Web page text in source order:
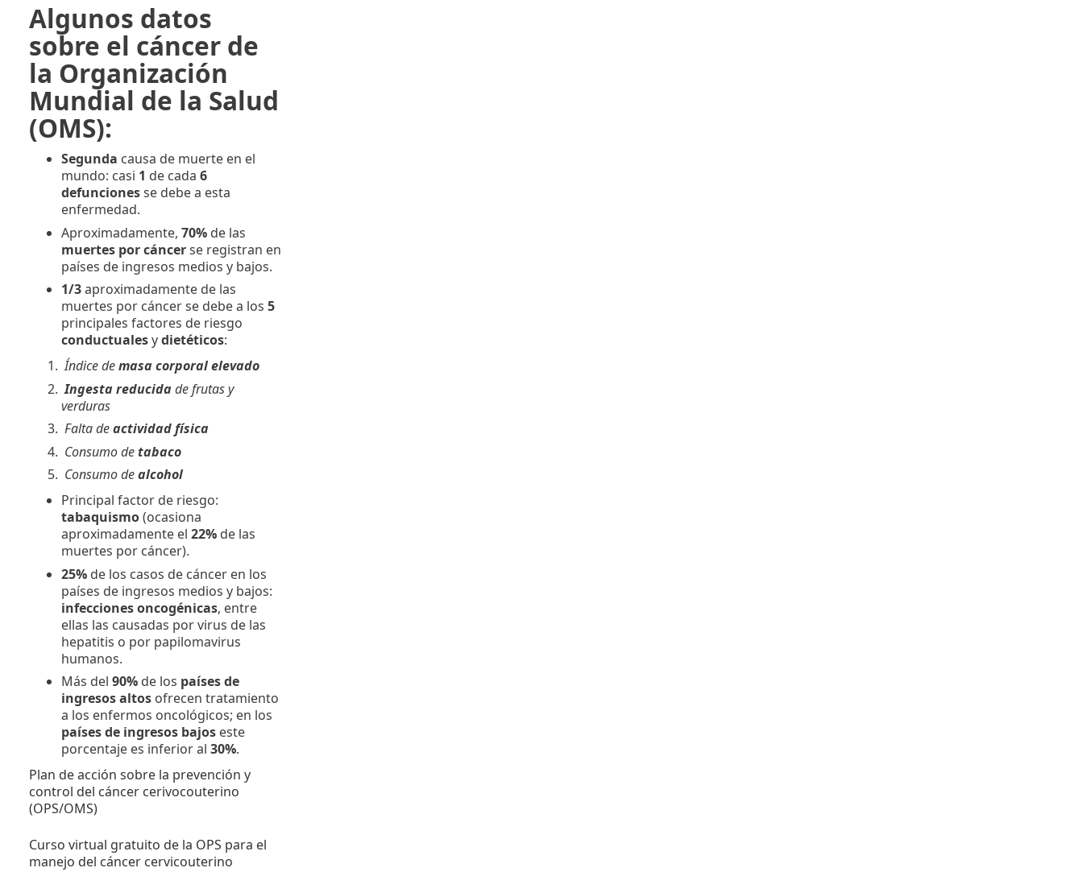
Algunos datos
sobre el cáncer de
la Organización
Mundial de la Salud
(OMS):
Segunda causa de muerte en el
mundo: casi 1 de cada 6
defuncionesse debe a esta
enfermedad.
Aproximadamente, 70% de las
muertes por cáncerse registran en
países de ingresos medios y bajos.
1/3aproximadamente de las
muertes por cáncer se debe a los 5
principales factores de riesgo
conductualesydietéticos:
Índice demasa corporal elevado
Ingesta reducidade frutas y
verduras
Falta deactividad física
Consumo detabaco
Consumo dealcohol
Principal factor de riesgo:
tabaquismo(ocasiona
aproximadamente el 22% de las
muertes por cáncer).
25% de los casos de cáncer en los
países de ingresos medios y bajos:
infecciones oncogénicas, entre
ellas las causadas por virus de las
hepatitis o por papilomavirus
humanos.
Más del 90% de los países de
ingresos altos ofrecen tratamiento
a los enfermos oncológicos; en los
países de ingresos bajos este
porcentaje es inferior al 30%.
Plan de acción sobre la prevención y
control del cáncer cerivocouterino
(OPS/OMS)
Curso virtual gratuito de la OPS para el
manejo del cáncer cervicouterino